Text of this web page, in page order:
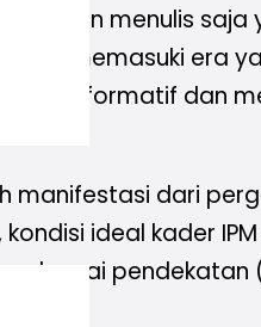
dan menulis saja
memasuki era
transformatif dan
manifestasi dari
ideal kader
sebagai pendekatan